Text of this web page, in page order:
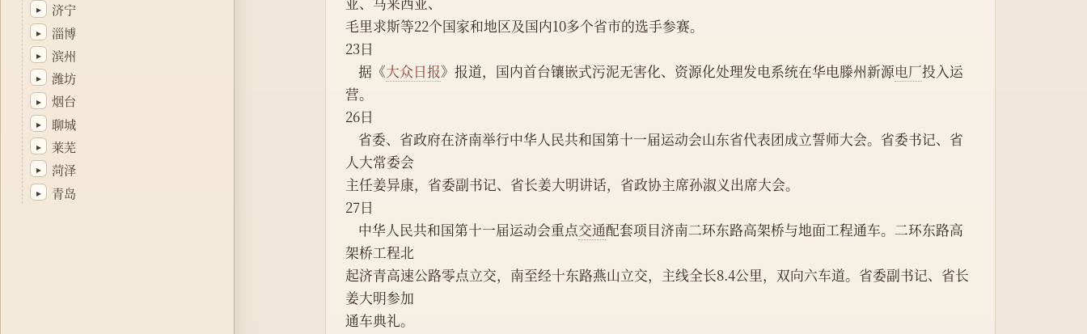
▸ 济宁
▸ 淄博
▸ 滨州
▸ 潍坊
▸ 烟台
▸ 聊城
▸ 莱芜
▸ 菏泽
▸ 青岛
毛里求斯等22个国家和地区及国内10多个省市的选手参赛。
23日
    据《
大众日报》报道，国内首台镶嵌式污泥无害化、资源化处理发电系统在华电滕州新源电厂投入运
营。
26日
人大常委会
主任姜异康，省委副书记、省长姜大明讲话，省政协主席孙淑义出席大会。
27日
    中华人民共和国第十一届运动会重点
交通配套项目济南二环东路高架桥与地面工程通车。二环东路高
架桥工程北
起济青高速公路零点立交，南至经十东路燕山立交，主线全长8.4公里，双向六车道。省委副书记、省长
姜大明参加
通车典礼。